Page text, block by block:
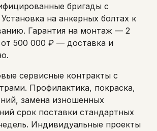
бригады с
на анкерных болтах к
Гарантия на монтаж — 2
от 500 000 ₽ — доставка и
сервисные контракты с
Профилактика, покраска,
замена изношенных
срок поставки стандартных
Индивидуальные проекты